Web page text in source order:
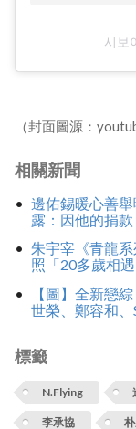
시보
（封面圖源：
相關新聞
邊佑錫暖心善
露：因他的捐
朱宇宰《青龍
照「20多歲相
【圖】全新戀
世榮、鄭容和
標籤
N.Flying
李承協